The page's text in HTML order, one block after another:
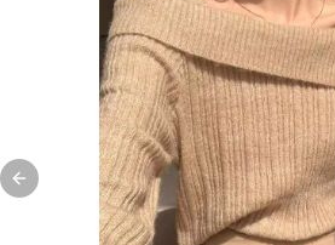
Previous slide